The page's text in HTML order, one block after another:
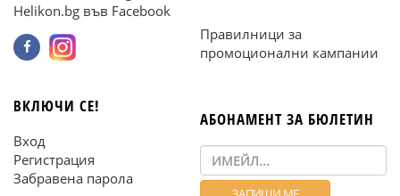
Helikon.bg във Facebook
Правилници за
промоционални кампании
ВКЛЮЧИ СЕ!
Вход
Регистрация
Забравена парола
АБОНАМЕНТ ЗА БЮЛЕТИН